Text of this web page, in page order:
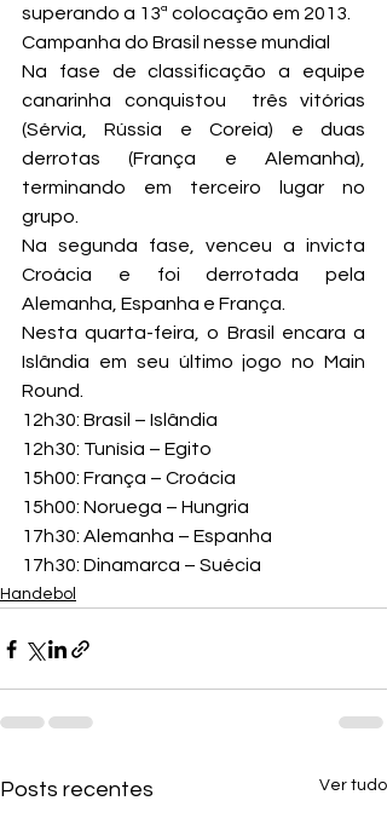
superando a 13ª colocação em 2013.
Campanha do Brasil nesse mundial
Na fase de classificação a equipe
canarinha conquistou  três vitórias
(Sérvia, Rússia e Coreia) e duas
derrotas (França e Alemanha),
terminando em terceiro lugar no
grupo.
Na segunda fase, venceu a invicta
Croácia e foi derrotada pela
Alemanha, Espanha e França.
Nesta quarta-feira, o Brasil encara a
Islândia em seu último jogo no Main
Round.
12h30: Brasil – Islândia
12h30: Tunísia – Egito
15h00: França – Croácia
15h00: Noruega – Hungria
17h30: Alemanha – Espanha
17h30: Dinamarca – Suécia
Handebol
Posts recentes Ver tudo